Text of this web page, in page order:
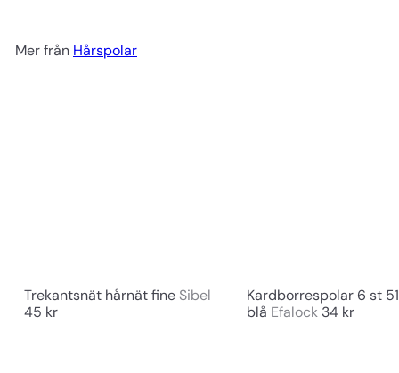
Mer från Hårspolar
Trekantsnät hårnät fine Sibel
45 kr
Kardborrespolar 6 st
blå Efalock 34 kr